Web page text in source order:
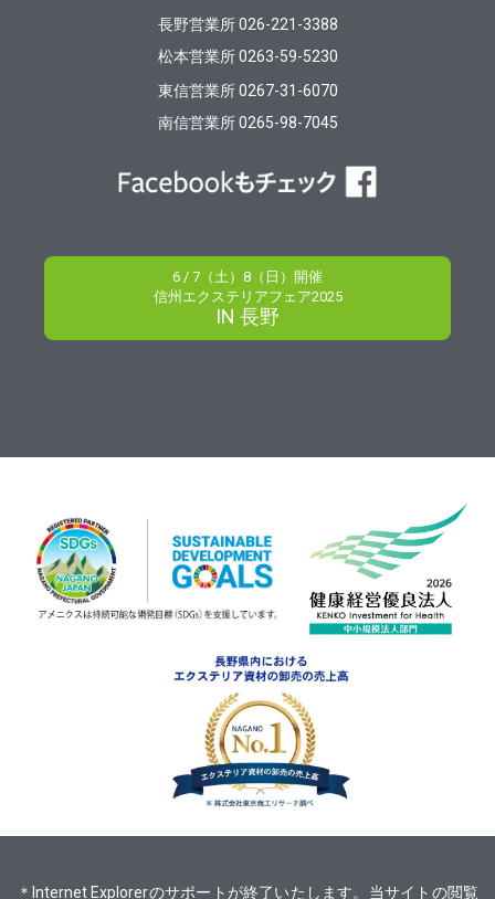
長野営業所 026-221-3388
松本営業所 0263-59-5230
東信営業所 0267-31-6070
南信営業所 0265-98-7045
6 / 7（土）8（日）開催
信州エクステリアフェア2025
IN 長野
＊Internet Explorerのサポートが終了いたします。当サイトの閲覧